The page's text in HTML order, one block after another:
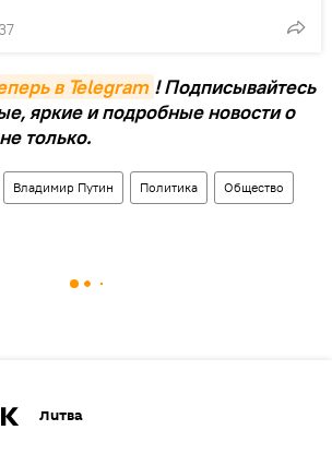
в Telegram ! Подписывайтесь
яркие и подробные новости о
только.
Владимир Путин Политика Общество
Литва